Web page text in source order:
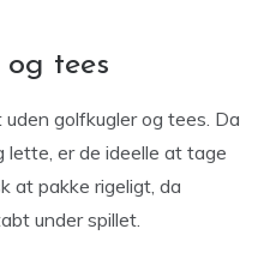
tees
golfkugler og tees. Da
lette, er de ideelle at tage
at pakke rigeligt, da
under spillet.